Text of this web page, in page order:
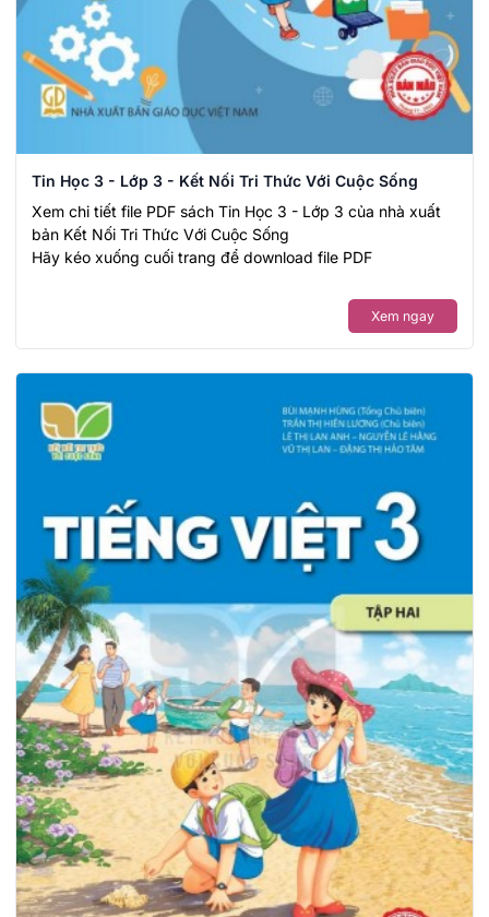
Tin Học 3 - Lớp 3 - Kết Nối Tri Thức Với Cuộc Sống
Xem chi tiết file PDF sách Tin Học 3 - Lớp 3 của nhà xuất
bản Kết Nối Tri Thức Với Cuộc Sống
Hãy kéo xuống cuối trang để download file PDF
Xem ngay